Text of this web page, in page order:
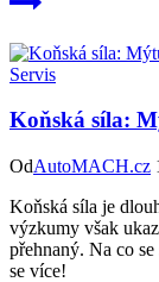
Servis
Koňská síla:
OdAutoMACH.cz
Koňská síla je
výzkumy však
přehnaný. Na co
se více!